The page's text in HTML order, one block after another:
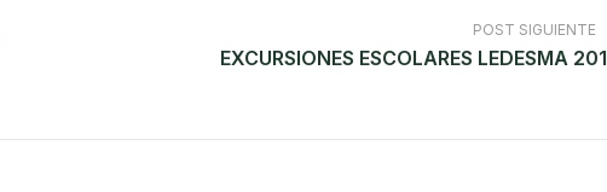
POST SIGUIENTE
EXCURSIONES ESCOLARES LEDESMA